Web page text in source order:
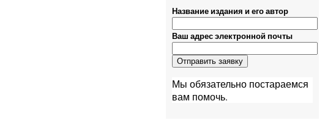
Название издания и его автор
Ваш адрес электронной почты
Мы обязательно постараемся
вам помочь.